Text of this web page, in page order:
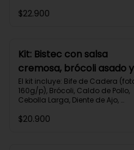
Receta Impresa.
$22.900
Kit: Bistec con salsa
cremosa, brócoli asado y
pan de ajo-67
El kit incluye: Bife de Cadera
160g/p), Brócoli, Caldo de Pollo,
Cebolla Larga, Diente de Ajo,
Hamburguesa, Sour Cream,
$20.900